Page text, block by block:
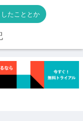
たこととか